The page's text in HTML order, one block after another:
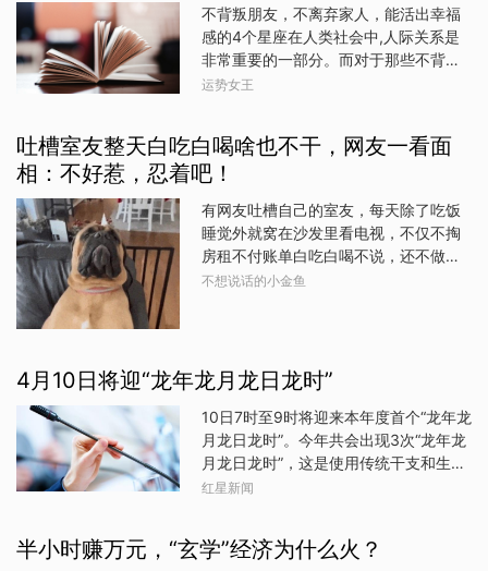
会翻身,他们通常会抓住每一个机会,但是
也不会过于贪心，这样一来自己完全不
会受到太多现实的影响。生肖兔生肖兔
的人非常自信,他们相信自己的能力,并且
肖兔的人一生中也会
很少受到外界的压力,而是能够以自己的
方式享受生活。生肖兔的舒适和安逸的
生活方式让他们能够过得舒心自在。属
羊生肖羊也是十二生肖中最温和、最和
是选择和平地生活。生肖羊非常聪明,知
道如何在困境中保持冷静和平衡。他们
很少受到外界的压力,而是能够以自己的
方式享受生活。生肖羊的舒适和安逸的
生活方式让他们能够过得舒心自在。属
猪生肖猪是十二生肖中最懒惰、最悠闲
的一个。他们通常不喜欢忙碌和紧张的
够以
不背叛朋友，不离弃家人，能活出幸福
感的4个星座在人类社会中,人际关系是
非常重要的一部分。而对于那些不背叛
朋友、不离弃家人的人来说,他们的人际
金牛座的人通常非常忠诚,他们会一直坚
守自己的承诺,无论是对朋友还是家人都
人的关系,同时也会在朋友中保持自己的
稳定地位。金牛座的人不喜欢变动,他们
喜欢稳定的生活,而这种稳定也让他们能
够更好地处理人际关系。巨蟹座巨蟹座
尽力让家庭和谐美满,同时也会在朋友中
让他们能够更好地处理人际关系。天蝎
座天蝎座的人非常坚定,他们会坚守自己
的信仰和原则,无论是对朋友还是家人都
是如此。他们非常重视人际关系,也会尽
洞察力,他们能够洞察他人的
运势女王
吐槽室友整天白吃白喝啥也不干，网友一看面
相：不好惹，忍着吧！
有网友吐槽自己的室友，每天除了吃饭
睡觉外就窝在沙发里看电视，不仅不掏
房租不付账单白吃白喝不说，还不做饭
不做家务甚至不注重个人卫生...最后还
个大哥也是没办法的事...继续宠着吧！”
发布于：上海
不想说话的小金鱼
4月10日将迎“龙年龙月龙日龙时”
10日7时至9时将迎来本年度首个“龙年龙
月龙日龙时”。今年共会出现3次“龙年龙
月龙日龙时”，这是使用传统干支和生肖
纪法来标记年、月、日、时形成的有趣
为十天干，子丑寅卯辰巳午未申酉戌亥
红星新闻
半小时赚万元，“玄学”经济为什么火？